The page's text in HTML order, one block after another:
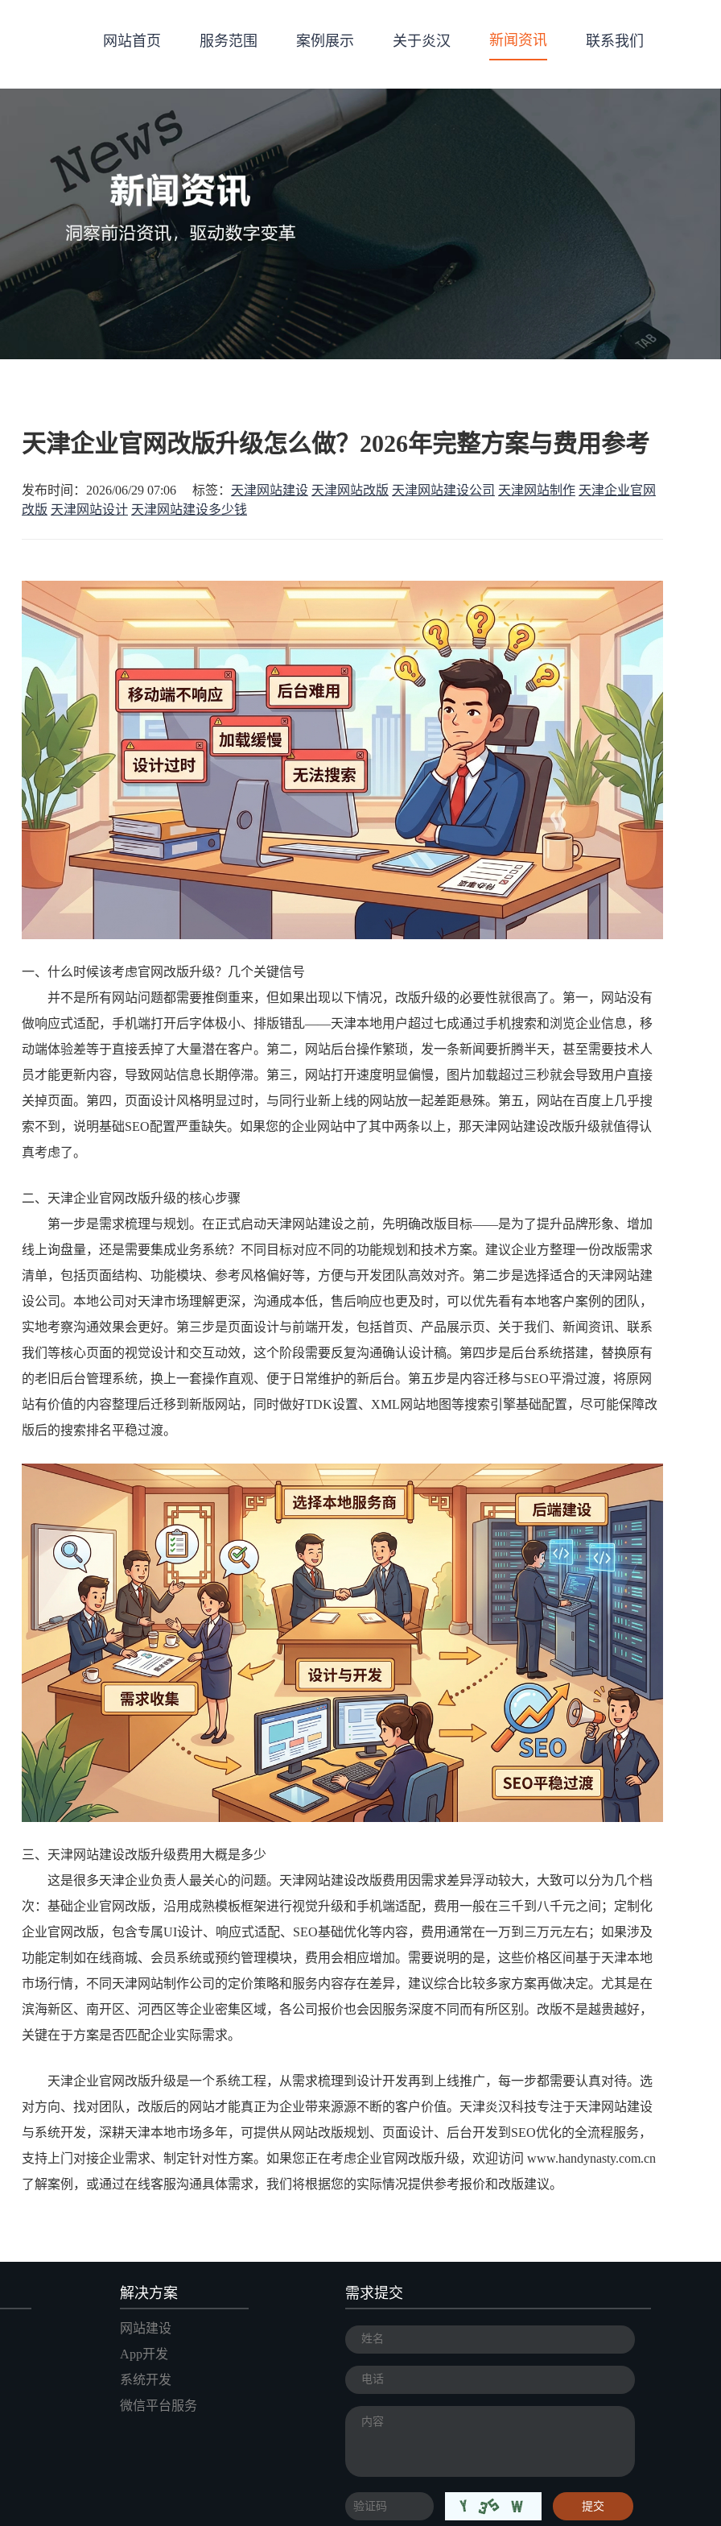
网站首页 服务范围 案例展示 关于炎汉 新闻资讯 联系我们
天津企业官网改版升级怎么做？2026年完整方案与费用参考
发布时间：2026/06/29 07:06 标签： 天津网站建设 天津网站改版 天津网站建设公司 天津网站制作 天津企业官网
改版 天津网站设计 天津网站建设多少钱
一、什么时候该考虑官网改版升级？几个关键信号
并不是所有网站问题都需要推倒重来，但如果出现以下情况，改版升级的必要性就很高了。第一，网站没有
做响应式适配，手机端打开后字体极小、排版错乱——天津本地用户超过七成通过手机搜索和浏览企业信息，移
动端体验差等于直接丢掉了大量潜在客户。第二，网站后台操作繁琐，发一条新闻要折腾半天，甚至需要技术人
员才能更新内容，导致网站信息长期停滞。第三，网站打开速度明显偏慢，图片加载超过三秒就会导致用户直接
关掉页面。第四，页面设计风格明显过时，与同行业新上线的网站放一起差距悬殊。第五，网站在百度上几乎搜
索不到，说明基础SEO配置严重缺失。如果您的企业网站中了其中两条以上，那天津网站建设改版升级就值得认
真考虑了。
二、天津企业官网改版升级的核心步骤
第一步是需求梳理与规划。在正式启动天津网站建设之前，先明确改版目标——是为了提升品牌形象、增加
线上询盘量，还是需要集成业务系统？不同目标对应不同的功能规划和技术方案。建议企业方整理一份改版需求
清单，包括页面结构、功能模块、参考风格偏好等，方便与开发团队高效对齐。第二步是选择适合的天津网站建
设公司。本地公司对天津市场理解更深，沟通成本低，售后响应也更及时，可以优先看有本地客户案例的团队，
实地考察沟通效果会更好。第三步是页面设计与前端开发，包括首页、产品展示页、关于我们、新闻资讯、联系
我们等核心页面的视觉设计和交互动效，这个阶段需要反复沟通确认设计稿。第四步是后台系统搭建，替换原有
的老旧后台管理系统，换上一套操作直观、便于日常维护的新后台。第五步是内容迁移与SEO平滑过渡，将原网
站有价值的内容整理后迁移到新版网站，同时做好TDK设置、XML网站地图等搜索引擎基础配置，尽可能保障改
版后的搜索排名平稳过渡。
三、天津网站建设改版升级费用大概是多少
这是很多天津企业负责人最关心的问题。天津网站建设改版费用因需求差异浮动较大，大致可以分为几个档
次：基础企业官网改版，沿用成熟模板框架进行视觉升级和手机端适配，费用一般在三千到八千元之间；定制化
企业官网改版，包含专属UI设计、响应式适配、SEO基础优化等内容，费用通常在一万到三万元左右；如果涉及
功能定制如在线商城、会员系统或预约管理模块，费用会相应增加。需要说明的是，这些价格区间基于天津本地
市场行情，不同天津网站制作公司的定价策略和服务内容存在差异，建议综合比较多家方案再做决定。尤其是在
滨海新区、南开区、河西区等企业密集区域，各公司报价也会因服务深度不同而有所区别。改版不是越贵越好，
关键在于方案是否匹配企业实际需求。
天津企业官网改版升级是一个系统工程，从需求梳理到设计开发再到上线推广，每一步都需要认真对待。选
对方向、找对团队，改版后的网站才能真正为企业带来源源不断的客户价值。天津炎汉科技专注于天津网站建设
与系统开发，深耕天津本地市场多年，可提供从网站改版规划、页面设计、后台开发到SEO优化的全流程服务，
支持上门对接企业需求、制定针对性方案。如果您正在考虑企业官网改版升级，欢迎访问 www.handynasty.com.cn
了解案例，或通过在线客服沟通具体需求，我们将根据您的实际情况提供参考报价和改版建议。
解决方案
网站建设
App开发
系统开发
微信平台服务
需求提交